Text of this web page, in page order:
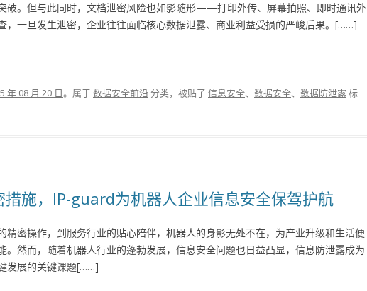
破。但与此同时，文档泄密风险也如影随形——打印外传、屏幕拍照、即时通讯外
，一旦发生泄密，企业往往面临核心数据泄露、商业利益受损的严峻后果。[……]
年 08 月 20 日。属于数据安全前沿分类，被贴了 信息安全、 数据安全、 数据防泄露标
措施，IP-guard为机器人企业信息安全保驾护航
精密操作，到服务行业的贴心陪伴，机器人的身影无处不在，为产业升级和生活便
。然而，随着机器人行业的蓬勃发展，信息安全问题也日益凸显，信息防泄露成为
发展的关键课题[……]